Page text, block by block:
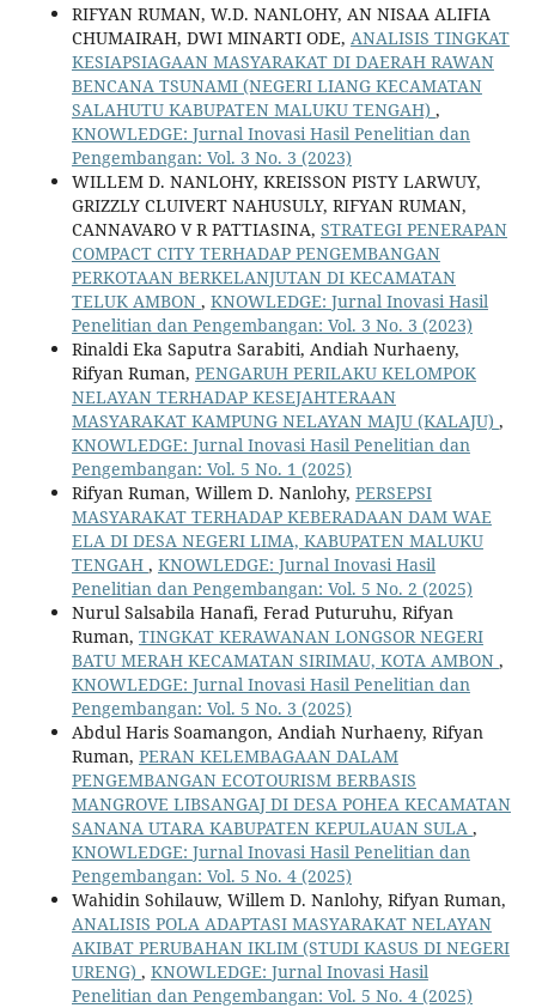
RIFYAN RUMAN, W.D. NANLOHY, AN NISAA ALIFIA
CHUMAIRAH, DWI MINARTI ODE, ANALISIS TINGKAT
KESIAPSIAGAAN MASYARAKAT DI DAERAH RAWAN
BENCANA TSUNAMI (NEGERI LIANG KECAMATAN
SALAHUTU KABUPATEN MALUKU TENGAH) ,
KNOWLEDGE: Jurnal Inovasi Hasil Penelitian dan
Pengembangan: Vol. 3 No. 3 (2023)
WILLEM D. NANLOHY, KREISSON PISTY LARWUY,
GRIZZLY CLUIVERT NAHUSULY, RIFYAN RUMAN,
CANNAVARO V R PATTIASINA, STRATEGI PENERAPAN
COMPACT CITY TERHADAP PENGEMBANGAN
PERKOTAAN BERKELANJUTAN DI KECAMATAN
TELUK AMBON , KNOWLEDGE: Jurnal Inovasi Hasil
Penelitian dan Pengembangan: Vol. 3 No. 3 (2023)
Rinaldi Eka Saputra Sarabiti, Andiah Nurhaeny,
Rifyan Ruman, PENGARUH PERILAKU KELOMPOK
NELAYAN TERHADAP KESEJAHTERAAN
MASYARAKAT KAMPUNG NELAYAN MAJU (KALAJU) ,
KNOWLEDGE: Jurnal Inovasi Hasil Penelitian dan
Pengembangan: Vol. 5 No. 1 (2025)
Rifyan Ruman, Willem D. Nanlohy, PERSEPSI
MASYARAKAT TERHADAP KEBERADAAN DAM WAE
ELA DI DESA NEGERI LIMA, KABUPATEN MALUKU
TENGAH , KNOWLEDGE: Jurnal Inovasi Hasil
Penelitian dan Pengembangan: Vol. 5 No. 2 (2025)
Nurul Salsabila Hanafi, Ferad Puturuhu, Rifyan
Ruman, TINGKAT KERAWANAN LONGSOR NEGERI
BATU MERAH KECAMATAN SIRIMAU, KOTA AMBON ,
KNOWLEDGE: Jurnal Inovasi Hasil Penelitian dan
Pengembangan: Vol. 5 No. 3 (2025)
Abdul Haris Soamangon, Andiah Nurhaeny, Rifyan
Ruman, PERAN KELEMBAGAAN DALAM
PENGEMBANGAN ECOTOURISM BERBASIS
MANGROVE LIBSANGAJ DI DESA POHEA KECAMATAN
SANANA UTARA KABUPATEN KEPULAUAN SULA ,
KNOWLEDGE: Jurnal Inovasi Hasil Penelitian dan
Pengembangan: Vol. 5 No. 4 (2025)
Wahidin Sohilauw, Willem D. Nanlohy, Rifyan Ruman,
ANALISIS POLA ADAPTASI MASYARAKAT NELAYAN
AKIBAT PERUBAHAN IKLIM (STUDI KASUS DI NEGERI
URENG) , KNOWLEDGE: Jurnal Inovasi Hasil
Penelitian dan Pengembangan: Vol. 5 No. 4 (2025)